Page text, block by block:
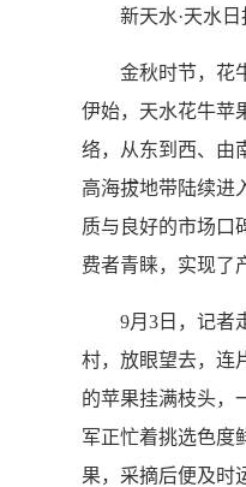
新天水·天水日
金秋时节，花牛
伊始，天水花牛苹
络，从东到西、由
高海拔地带陆续进
质与良好的市场口
费者青睐，实现了
9月3日，记者
村，放眼望去，连
的苹果挂满枝头，
军正忙着挑选色度
果，采摘后便及时